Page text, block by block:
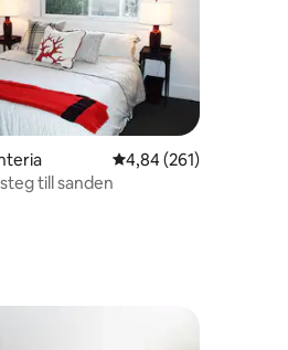
166 omdömen
4,84 av 5 i
4,84 (261)
till sanden